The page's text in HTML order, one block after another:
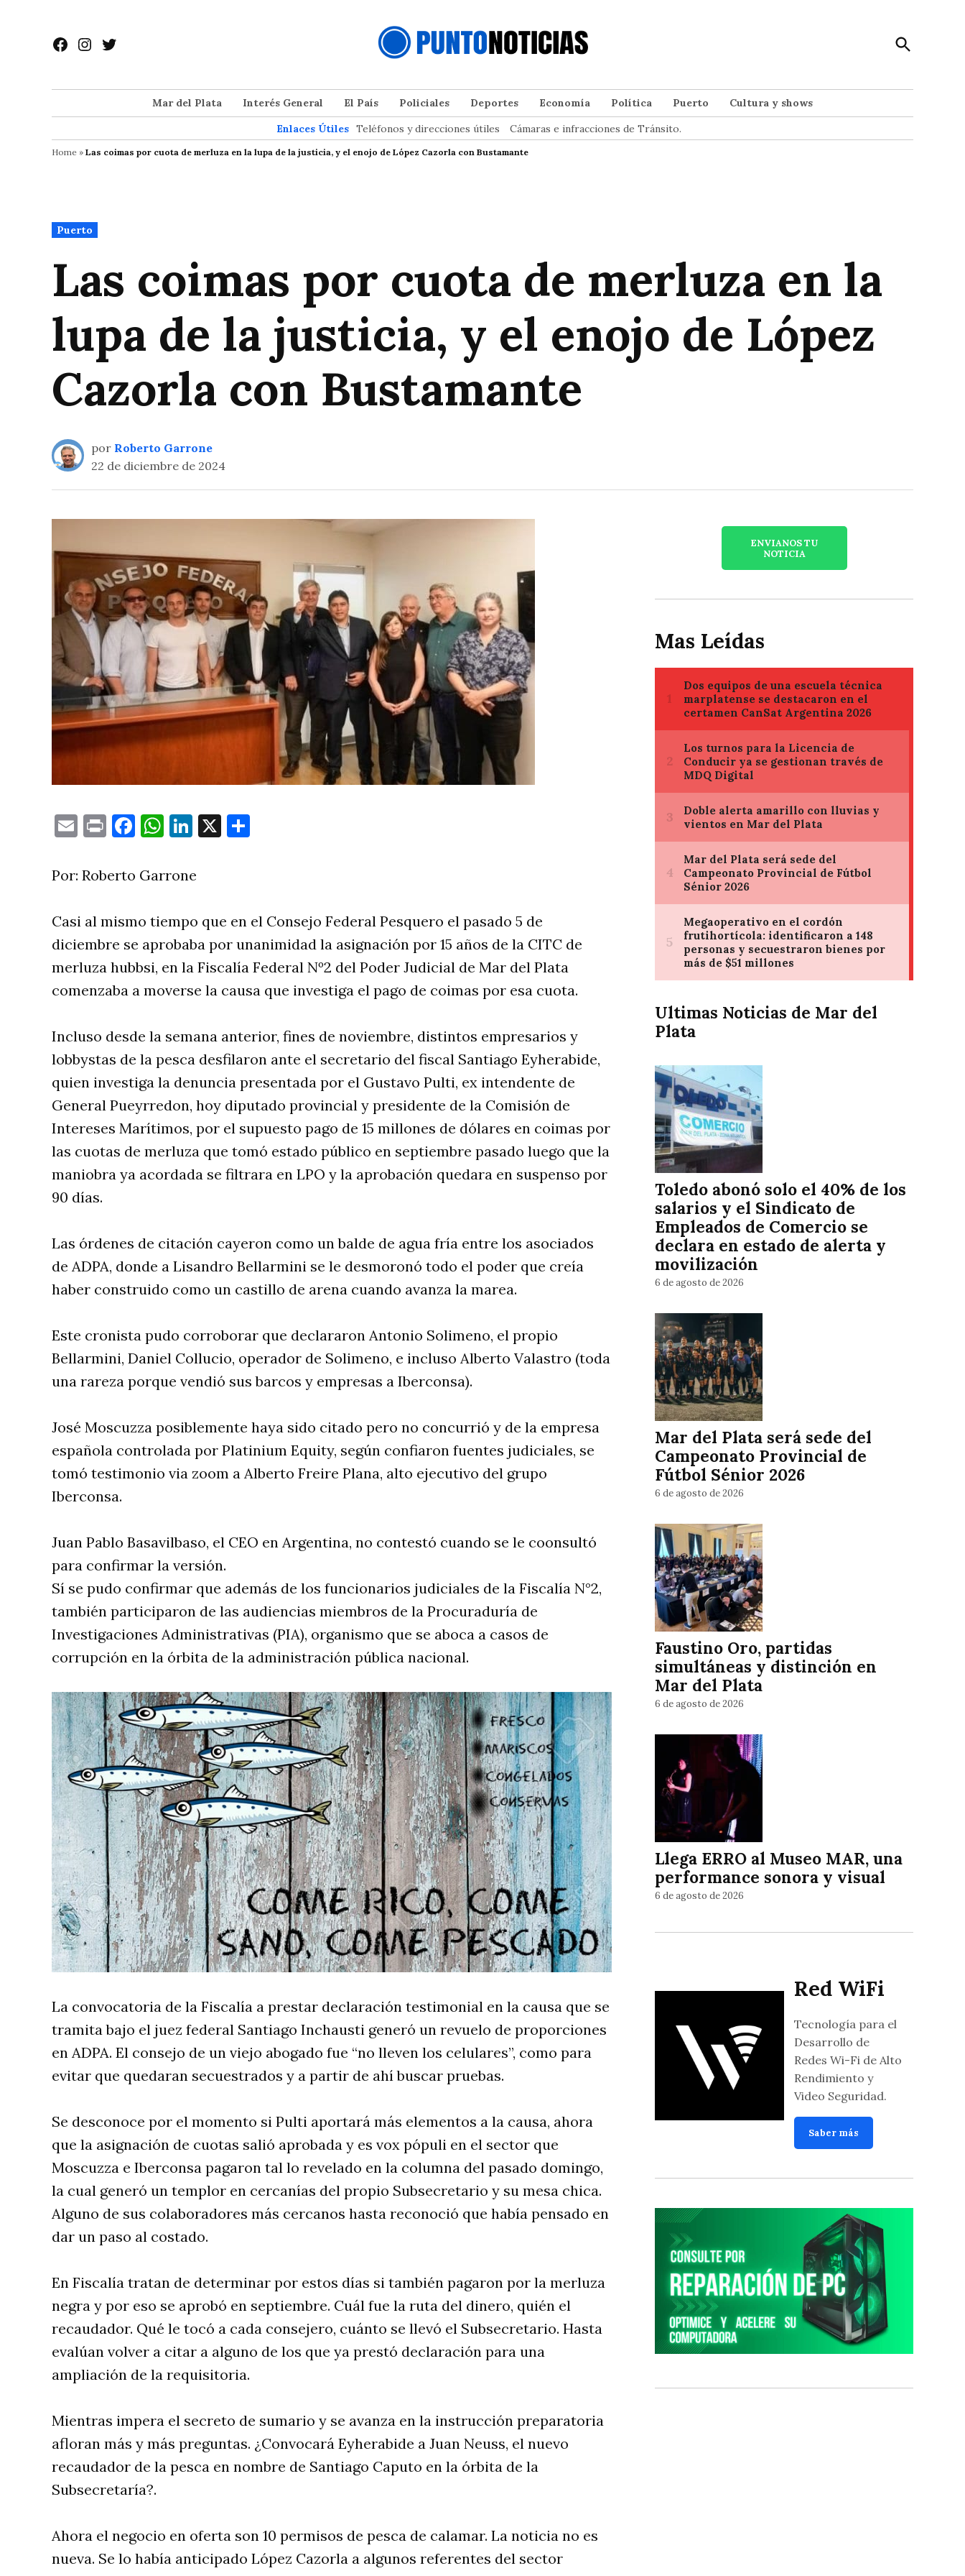
contenido
Facebook
Instagram
Twitter
Open
Search
Mar del Plata Interés General El País Policiales Deportes Economía Política Puerto
Cultura y shows
Enlaces Útiles Teléfonos y direcciones útiles Cámaras e infracciones de Tránsito.
Home » Las coimas por cuota de merluza en la lupa de la justicia, y el enojo de López Cazorla con Bustamante
Publicado
en
Puerto
Las coimas por cuota de merluza en la
lupa de la justicia, y el enojo de López
Cazorla con Bustamante
por Roberto Garrone
22 de diciembre de 2024
EmailPrintFacebook
WhatsApp
LinkedIn
X
Por: Roberto Garrone
Casi al mismo tiempo que en el Consejo Federal Pesquero el pasado 5 de
diciembre se aprobaba por unanimidad la asignación por 15 años de la CITC de
merluza hubbsi, en la Fiscalía Federal Nº2 del Poder Judicial de Mar del Plata
comenzaba a moverse la causa que investiga el pago de coimas por esa cuota.
Incluso desde la semana anterior, fines de noviembre, distintos empresarios y
lobbystas de la pesca desfilaron ante el secretario del fiscal Santiago Eyherabide,
quien investiga la denuncia presentada por el Gustavo Pulti, ex intendente de
General Pueyrredon, hoy diputado provincial y presidente de la Comisión de
Intereses Marítimos, por el supuesto pago de 15 millones de dólares en coimas por
las cuotas de merluza que tomó estado público en septiembre pasado luego que la
maniobra ya acordada se filtrara en LPO y la aprobación quedara en suspenso por
90 días.
Las órdenes de citación cayeron como un balde de agua fría entre los asociados
de ADPA, donde a Lisandro Bellarmini se le desmoronó todo el poder que creía
haber construido como un castillo de arena cuando avanza la marea.
Este cronista pudo corroborar que declararon Antonio Solimeno, el propio
Bellarmini, Daniel Collucio, operador de Solimeno, e incluso Alberto Valastro (toda
una rareza porque vendió sus barcos y empresas a Iberconsa).
José Moscuzza posiblemente haya sido citado pero no concurrió y de la empresa
española controlada por Platinium Equity, según confiaron fuentes judiciales, se
tomó testimonio via zoom a Alberto Freire Plana, alto ejecutivo del grupo
Iberconsa.
Juan Pablo Basavilbaso, el CEO en Argentina, no contestó cuando se le coonsultó
para confirmar la versión.
Sí se pudo confirmar que además de los funcionarios judiciales de la Fiscalía N°2,
también participaron de las audiencias miembros de la Procuraduría de
Investigaciones Administrativas (PIA), organismo que se aboca a casos de
corrupción en la órbita de la administración pública nacional.
La convocatoria de la Fiscalía a prestar declaración testimonial en la causa que se
tramita bajo el juez federal Santiago Inchausti generó un revuelo de proporciones
en ADPA. El consejo de un viejo abogado fue “no lleven los celulares”, como para
evitar que quedaran secuestrados y a partir de ahí buscar pruebas.
Se desconoce por el momento si Pulti aportará más elementos a la causa, ahora
que la asignación de cuotas salió aprobada y es vox pópuli en el sector que
Moscuzza e Iberconsa pagaron tal lo revelado en la columna del pasado domingo,
la cual generó un templor en cercanías del propio Subsecretario y su mesa chica.
Alguno de sus colaboradores más cercanos hasta reconoció que había pensado en
dar un paso al costado.
En Fiscalía tratan de determinar por estos días si también pagaron por la merluza
negra y por eso se aprobó en septiembre. Cuál fue la ruta del dinero, quién el
recaudador. Qué le tocó a cada consejero, cuánto se llevó el Subsecretario. Hasta
evalúan volver a citar a alguno de los que ya prestó declaración para una
ampliación de la requisitoria.
Mientras impera el secreto de sumario y se avanza en la instrucción preparatoria
afloran más y más preguntas. ¿Convocará Eyherabide a Juan Neuss, el nuevo
recaudador de la pesca en nombre de Santiago Caputo en la órbita de la
Subsecretaría?.
Ahora el negocio en oferta son 10 permisos de pesca de calamar. La noticia no es
nueva. Se lo había anticipado López Cazorla a algunos referentes del sector
ENVIANOS TU
NOTICIA
Mas Leídas
Ultimas Noticias de Mar del
Plata
Toledo abonó solo el 40% de los
salarios y el Sindicato de
Empleados de Comercio se
declara en estado de alerta y
movilización
6 de agosto de 2026
Mar del Plata será sede del
Campeonato Provincial de
Fútbol Sénior 2026
6 de agosto de 2026
Faustino Oro, partidas
simultáneas y distinción en
Mar del Plata
6 de agosto de 2026
Llega ERRO al Museo MAR, una
performance sonora y visual
6 de agosto de 2026
Red WiFi
Tecnología para el
Desarrollo de
Redes Wi-Fi de Alto
Rendimiento y
Video Seguridad.
Saber más